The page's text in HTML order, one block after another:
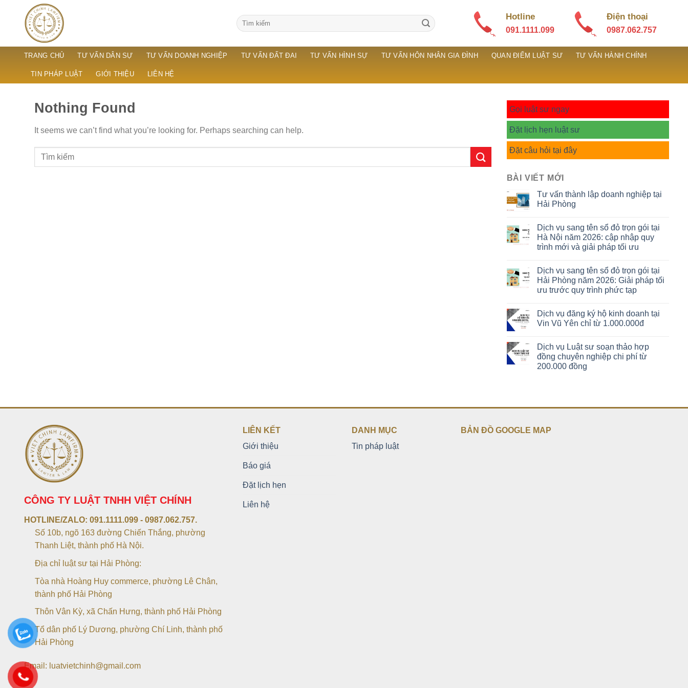
content
Hotline
091.1111.099
Điện thoại
0987.062.757
TRANG CHỦ TƯ VẤN DÂN SỰ TƯ VẤN DOANH NGHIỆP TƯ VẤN ĐẤT ĐAI TƯ VẤN HÌNH SỰ TƯ VẤN HÔN NHÂN GIA ĐÌNH QUAN ĐIỂM LUẬT SƯ TƯ VẤN HÀNH CHÍNH
TIN PHÁP LUẬT GIỚI THIỆU LIÊN HỆ
Nothing Found
It seems we can’t find what you’re looking for. Perhaps searching can help.
Gọi luật sư ngay
Đặt lịch hẹn luật sư
Đặt câu hỏi tại đây
BÀI VIẾT MỚI
Tư vấn thành lập doanh nghiệp tại
Hải Phòng
Dịch vụ sang tên sổ đỏ trọn gói tại
Hà Nội năm 2026: cập nhập quy
trình mới và giải pháp tối ưu
Dịch vụ sang tên sổ đỏ trọn gói tại
Hải Phòng năm 2026: Giải pháp tối
ưu trước quy trình phức tạp
Dịch vụ đăng ký hộ kinh doanh tại
Vin Vũ Yên chỉ từ 1.000.000đ
Dịch vụ Luật sư soạn thảo hợp
đồng chuyên nghiệp chi phí từ
200.000 đồng
CÔNG TY LUẬT TNHH VIỆT CHÍNH
HOTLINE/ZALO: 091.1111.099 - 0987.062.757.
Số 10b, ngõ 163 đường Chiến Thắng, phường
Thanh Liệt, thành phố Hà Nội.
Địa chỉ luật sư tại Hải Phòng:
Tòa nhà Hoàng Huy commerce, phường Lê Chân,
thành phố Hải Phòng
Thôn Vân Kỳ, xã Chấn Hưng, thành phố Hải Phòng
Tổ dân phố Lý Dương, phường Chí Linh, thành phố
Hải Phòng
Email: luatvietchinh@gmail.com
LIÊN KẾT
Giới thiệu
Báo giá
Đặt lịch hẹn
Liên hệ
DANH MỤC
Tin pháp luật
BẢN ĐỒ GOOGLE MAP